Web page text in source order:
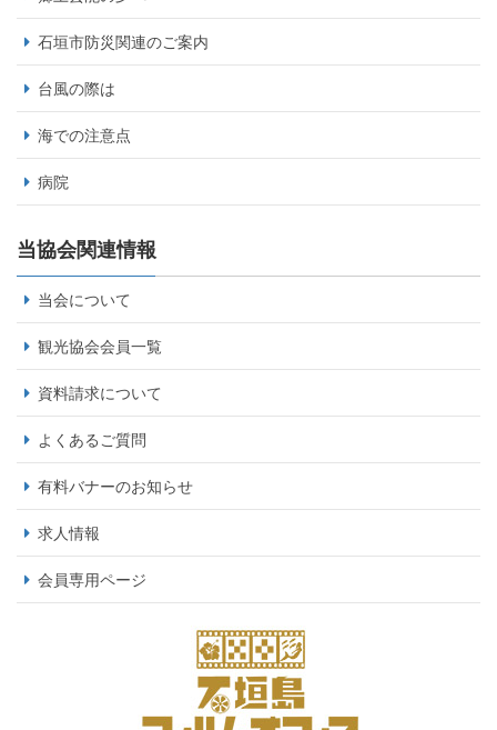
石垣市防災関連のご案内
台風の際は
海での注意点
病院
当協会関連情報
当会について
観光協会会員一覧
資料請求について
よくあるご質問
有料バナーのお知らせ
求人情報
会員専用ページ